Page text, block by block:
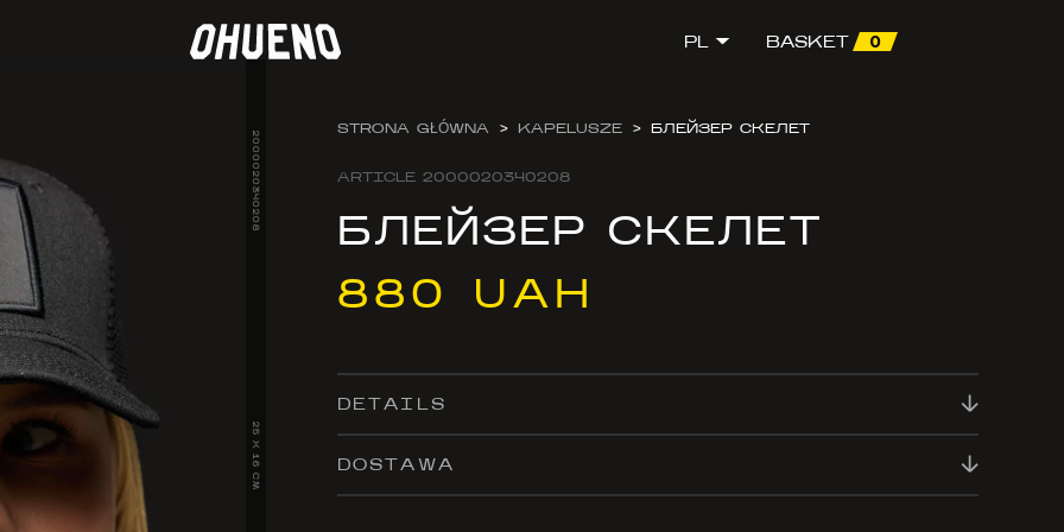
PL BASKET 0
2000020340208
25 X 16 CM
STRONA GŁÓWNA > KAPELUSZE > БЛЕЙЗЕР СКЕЛЕТ
ARTICLE 2000020340208
БЛЕЙЗЕР СКЕЛЕТ
880 UAH
DETAILS
DOSTAWA